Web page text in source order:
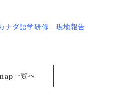
ナダ語学研修 現地報告
一覧へ